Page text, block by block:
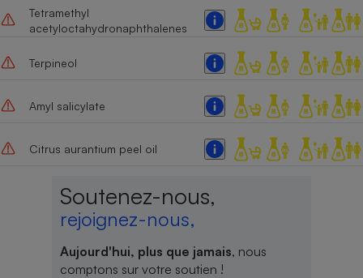
Tetramethyl
acetyloctahydronaphthalenes
Terpineol
Amyl salicylate
Citrus aurantium peel oil
Soutenez-nous,
rejoignez-nous,
Aujourd'hui, plus que jamais, nous
comptons sur votre soutien !